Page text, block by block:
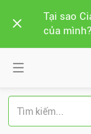
Tại sao
của mình?